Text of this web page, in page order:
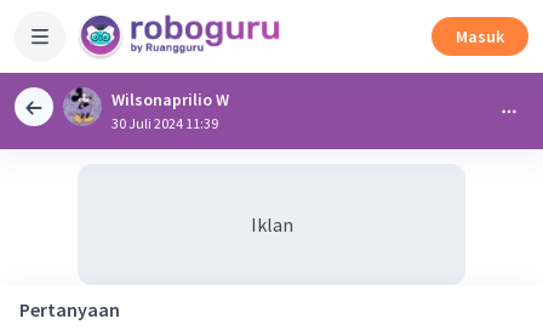
Masuk
Wilsonaprilio W
30 Juli 2024 11:39
Iklan
Pertanyaan